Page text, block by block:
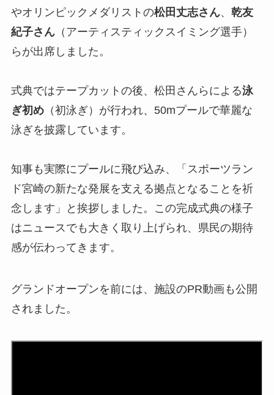
やオリンピックメダリストの松田丈志さん、 乾友
紀子さん（アーティスティックスイミング選手）
らが出席しました。
式典ではテープカットの後、松田さんらによる泳
ぎ初め（初泳ぎ）が行われ、50mプールで華麗な
泳ぎを披露しています。
知事も実際にプールに飛び込み、「スポーツラン
ド宮崎の新たな発展を支える拠点となることを祈
念します」と挨拶しました。この完成式典の様子
はニュースでも大きく取り上げられ、県民の期待
感が伝わってきます。
グランドオープンを前には、施設のPR動画も公開
されました。